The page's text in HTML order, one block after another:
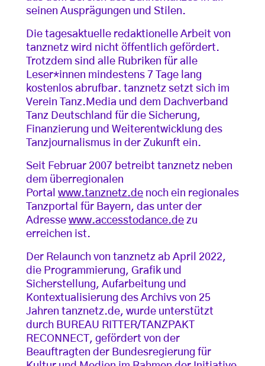
seinen Ausprägungen und Stilen.
Die tagesaktuelle redaktionelle Arbeit von
tanznetz wird nicht öffentlich gefördert.
Trotzdem sind alle Rubriken für alle
Leser*innen mindestens 7 Tage lang
kostenlos abrufbar. tanznetz setzt sich im
Verein Tanz.Media und dem Dachverband
Tanz Deutschland für die Sicherung,
Finanzierung und Weiterentwicklung des
Tanzjournalismus in der Zukunft ein.
Seit Februar 2007 betreibt tanznetz neben
dem überregionalen
Portal www.tanznetz.de noch ein regionales
Tanzportal für Bayern, das unter der
Adresse www.accesstodance.de zu
erreichen ist.
Der Relaunch von tanznetz ab April 2022,
die Programmierung, Grafik und
Sicherstellung, Aufarbeitung und
Kontextualisierung des Archivs von 25
Jahren tanznetz.de, wurde unterstützt
durch BUREAU RITTER/TANZPAKT
RECONNECT, gefördert von der
Beauftragten der Bundesregierung für